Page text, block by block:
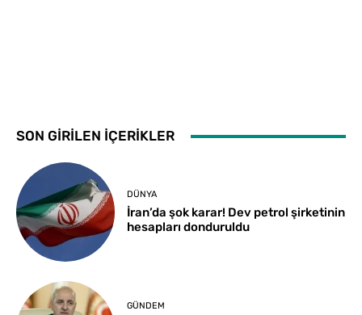
SON GİRİLEN İÇERİKLER
DÜNYA
İran’da şok karar! Dev petrol şirketinin
hesapları donduruldu
GÜNDEM